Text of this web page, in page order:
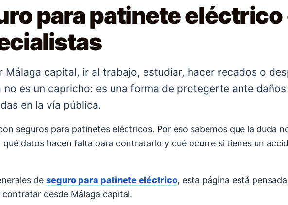
para patinete eléctrico
capital, ir al trabajo, estudiar, hacer recados o
es un capricho: es una forma de protegerte ante
en la vía pública.
seguros para patinetes eléctricos. Por eso sabemos que la duda
qué datos hacen falta para contratarlo y qué ocurre si tienes un
de seguro para patinete eléctrico, esta página está
desde Málaga capital.